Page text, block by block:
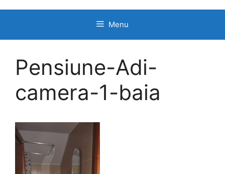
Menu
Pensiune-Adi-
camera-1-baia